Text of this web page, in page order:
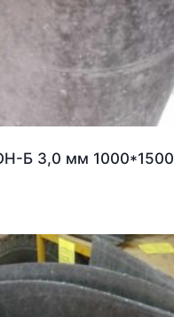
Б 3,0 мм 1000*1500